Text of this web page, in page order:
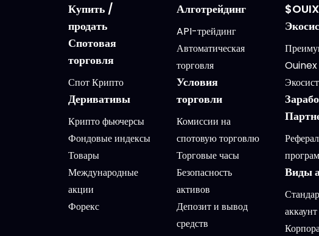
Купить /
продать
Спотовая
торговля
Спот Крипто
Деривативы
Крипто фьючерсы
Фондовые индексы
Товары
Международные
акции
Форекс
Алготрейдинг
API-трейдинг
Автоматическая
торговля
Условия
торговли
Комиссии на
спотовую торговлю
Торговые часы
Безопасность
активов
Депозит и вывод
средств
$OUIX
Ouinex
Виды
аккаунт